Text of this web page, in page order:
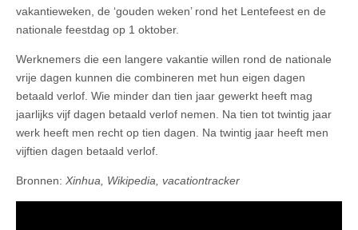
vakantieweken, de ‘gouden weken’ rond het Lentefeest en de
nationale feestdag op 1 oktober.
Werknemers die een langere vakantie willen rond de nationale
vrije dagen kunnen die combineren met hun eigen dagen
betaald verlof. Wie minder dan tien jaar gewerkt heeft mag
jaarlijks vijf dagen betaald verlof nemen. Na tien tot twintig jaar
werk heeft men recht op tien dagen. Na twintig jaar heeft men
vijftien dagen betaald verlof.
Bronnen: Xinhua, Wikipedia, vacationtracker